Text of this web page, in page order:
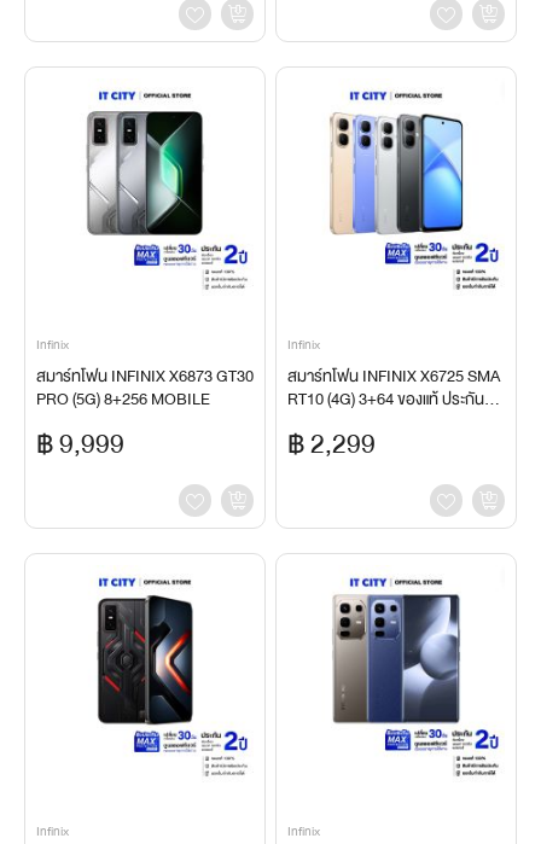
Infinix
สมาร์ทโฟน INFINIX X6873 GT30
PRO (5G) 8+256 MOBILE
฿ 9,999
Infinix
สมาร์ทโฟน INFINIX X6725 SMA
RT10 (4G) 3+64 ของแท้ ประกันศูน
฿ 2,299
Infinix Infinix